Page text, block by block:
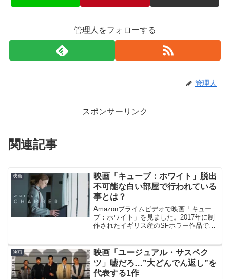
管理人をフォローする
管理人
スポンサーリンク
関連記事
映画
映画「キューブ：ホワイト」脱出
不可能な白い部屋で行われている
事とは？
Amazonプライムビデオで映画「キュー
ブ：ホワイト」を見ました。2017年に制
作されたイギリス産のSFホラー作品で
関係ないみたい(笑)。ワンシチュエーショ
ンで話が...
映画
映画「ユージュアル・サスペク
ツ」嘘だろ…”大どんでん返し”を
代表する1作